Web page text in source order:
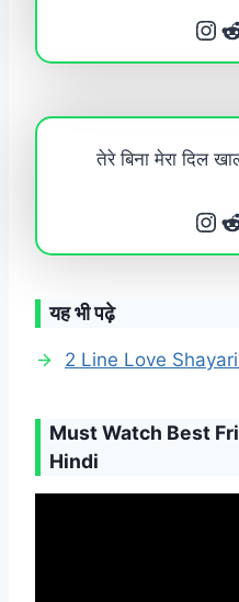
Instagram Reddit
तेरे बिना मेरा दिल
Instagram Reddit
यह भी पढ़े
2 Line Love
Must Watch Best
Hindi